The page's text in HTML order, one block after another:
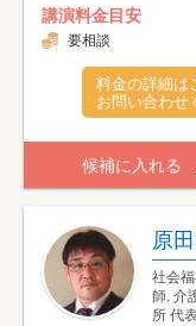
講演料金目安
要相談
料金の詳細は
お問い合わせ
候補に入れる
原
社会
師, 介
所 代